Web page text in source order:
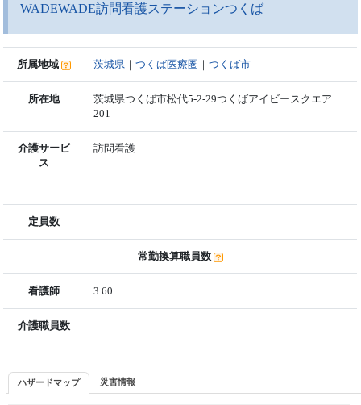
WADEWADE訪問看護ステーションつくば
所属地域 茨城県 ｜つくば医療圏 ｜つくば市
所在地
茨城県つくば市松代5-2-29つくばアイビースクエア
201
介護サービ
ス
訪問看護
定員数
常勤換算職員数
看護師 3.60
介護職員数
ハザードマップ 災害情報